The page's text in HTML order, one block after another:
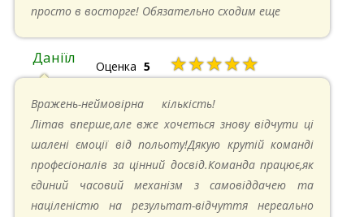
просто в восторге! Обязательно сходим еще
Даніїл Оценка 5 ★★★★★
Вражень-неймовірна кількість!
Літав вперше,але вже хочеться знову відчути ці
шалені ємоції від польоту!Дякую крутій команді
професіоналів за цінний досвід.Команда працює,як
єдиний часовий механізм з самовіддачею та
націленістю на результат-відчуття нереально